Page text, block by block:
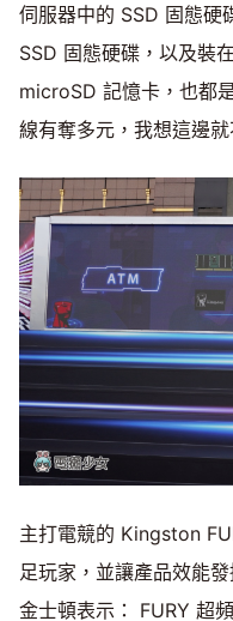
伺服器中的 SSD 固態硬
SSD 固態硬碟，以及裝
microSD 記憶卡，也都
線有奪多元，我想這邊
主打電競的 Kingston
足玩家，並讓產品效能
金士頓表示： FURY 超